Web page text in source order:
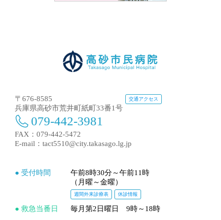
〒676-8585
兵庫県高砂市荒井町紙町33番1号
交通アクセス
079-442-3981
FAX：079-442-5472
E-mail： tact5510@city.takasago.lg.jp
● 受付時間
午前8時30分～午前11時
（月曜～金曜）
週間外来診療表 休診情報
● 救急当番日 毎月第2日曜日 9時～18時